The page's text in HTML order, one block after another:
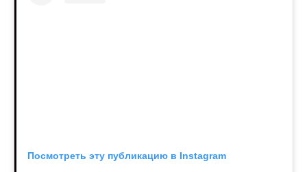
Посмотреть эту публикацию в Instagram